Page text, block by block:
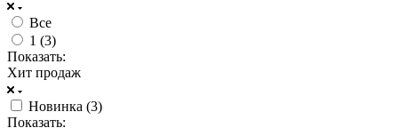
Все
1 (3)
Показать:
Хит продаж
Новинка (3)
Показать: